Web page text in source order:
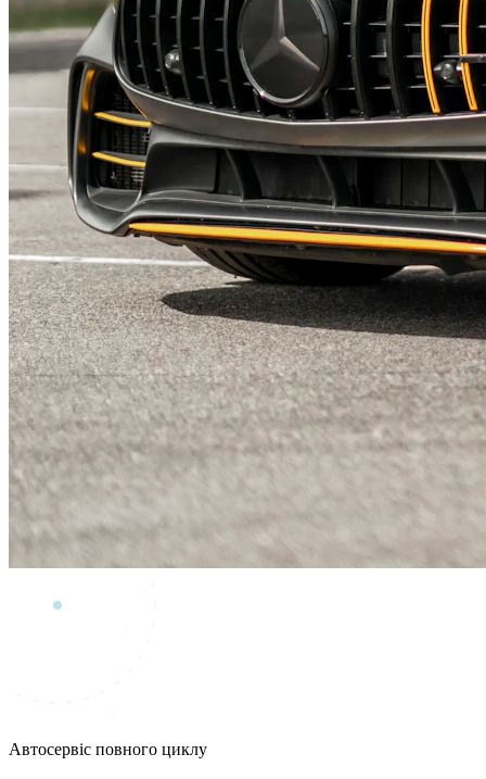
Автосервіс повного циклу